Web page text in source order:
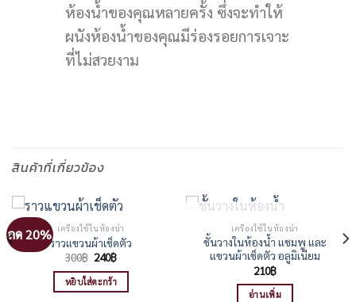
ห้องน้ำของคุณหลายครั้ง ซึ่งจะทำให้
ผนังห้องน้ำของคุณมีร่องรอยการเจาะ
ที่ไม่สวยงาม
สินค้าที่เกี่ยวข้อง
ลด 20% เครื่องใช้ในห้องน้ำ
ราวแขวนผ้าเช็ดตัว
300฿ Original
price
was:
300฿.
240฿Current
is:
240฿.
หยิบใส่ตะกร้า
สินค้าหมดแล้ว
เครื่องใช้ในห้องน้ำ
ชั้นวางในห้องน้ำ แชมพู และ
แขวนผ้าเช็ดตัว อลูมิเนียม
210฿
อ่านเพิ่ม